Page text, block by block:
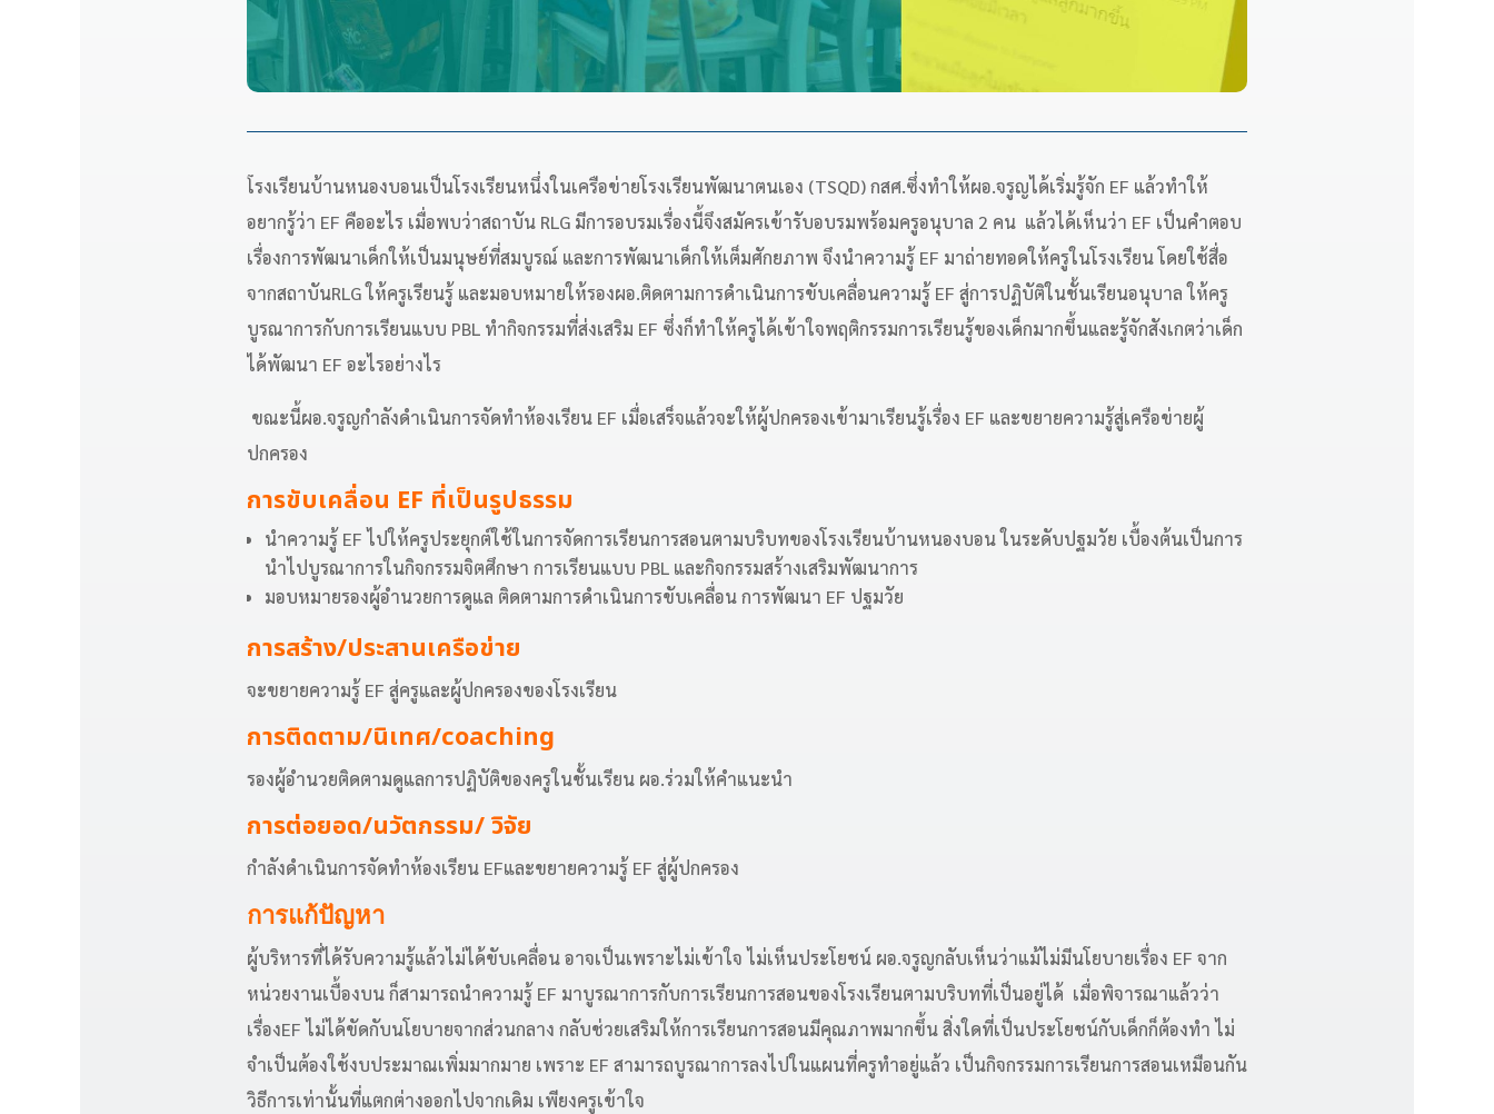
โรงเรียนบ้านหนองบอนเป็นโรงเรียนหนึ่งในเครือข่ายโรงเรียนพัฒนาตนเอง (TSQD) กสศ.ซึ่งทำให้ผอ.จรูญได้เริ่มรู้จัก EF แล้วทำให้
อยากรู้ว่า EF คืออะไร เมื่อพบว่าสถาบัน RLG มีการอบรมเรื่องนี้จึงสมัครเข้ารับอบรมพร้อมครูอนุบาล 2 คน แล้วได้เห็นว่า EF เป็นคำตอบ
เรื่องการพัฒนาเด็กให้เป็นมนุษย์ที่สมบูรณ์ และการพัฒนาเด็กให้เต็มศักยภาพ จึงนำความรู้ EF มาถ่ายทอดให้ครูในโรงเรียน โดยใช้สื่อ
จากสถาบันRLG ให้ครูเรียนรู้ และมอบหมายให้รองผอ.ติดตามการดำเนินการขับเคลื่อนความรู้ EF สู่การปฏิบัติในชั้นเรียนอนุบาล ให้ครู
บูรณาการกับการเรียนแบบ PBL ทำกิจกรรมที่ส่งเสริม EF ซึ่งก็ทำให้ครูได้เข้าใจพฤติกรรมการเรียนรู้ของเด็กมากขึ้นและรู้จักสังเกตว่าเด็ก
ได้พัฒนา EF อะไรอย่างไร
ขณะนี้ผอ.จรูญกำลังดำเนินการจัดทำห้องเรียน EF เมื่อเสร็จแล้วจะให้ผู้ปกครองเข้ามาเรียนรู้เรื่อง EF และขยายความรู้สู่เครือข่ายผู้
ปกครอง
การขับเคลื่อน EF ที่เป็นรูปธรรม
นำความรู้ EF ไปให้ครูประยุกต์ใช้ในการจัดการเรียนการสอนตามบริบทของโรงเรียนบ้านหนองบอน ในระดับปฐมวัย เบื้องต้นเป็นการ
นำไปบูรณาการในกิจกรรมจิตศึกษา การเรียนแบบ PBL และกิจกรรมสร้างเสริมพัฒนาการ
มอบหมายรองผู้อำนวยการดูแล ติดตามการดำเนินการขับเคลื่อน การพัฒนา EF ปฐมวัย
การสร้าง/ประสานเครือข่าย
จะขยายความรู้ EF สู่ครูและผู้ปกครองของโรงเรียน
การติดตาม/นิเทศ/coaching
รองผู้อำนวยติดตามดูแลการปฏิบัติของครูในชั้นเรียน ผอ.ร่วมให้คำแนะนำ
การต่อยอด/นวัตกรรม/ วิจัย
กำลังดำเนินการจัดทำห้องเรียน EFและขยายความรู้ EF สู่ผู้ปกครอง
การแก้ปัญหา
ผู้บริหารที่ได้รับความรู้แล้วไม่ได้ขับเคลื่อน อาจเป็นเพราะไม่เข้าใจ ไม่เห็นประโยชน์ ผอ.จรูญกลับเห็นว่าแม้ไม่มีนโยบายเรื่อง EF จาก
หน่วยงานเบื้องบน ก็สามารถนำความรู้ EF มาบูรณาการกับการเรียนการสอนของโรงเรียนตามบริบทที่เป็นอยู่ได้ เมื่อพิจารณาแล้วว่า
เรื่องEF ไม่ได้ขัดกับนโยบายจากส่วนกลาง กลับช่วยเสริมให้การเรียนการสอนมีคุณภาพมากขึ้น สิ่งใดที่เป็นประโยชน์กับเด็กก็ต้องทำ ไม่
จำเป็นต้องใช้งบประมาณเพิ่มมากมาย เพราะ EF สามารถบูรณาการลงไปในแผนที่ครูทำอยู่แล้ว เป็นกิจกรรมการเรียนการสอนเหมือนกัน
วิธีการเท่านั้นที่แตกต่างออกไปจากเดิม เพียงครูเข้าใจ